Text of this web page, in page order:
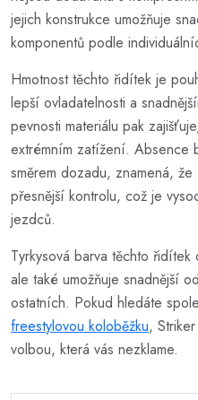
jejich konstrukce umožňuje
komponentů podle
Hmotnost těchto řidítek je
lepší ovladatelnosti a
pevnosti materiálu pak
extrémním zatížení. Absence
směrem dozadu, znamená,
přesnější kontrolu, což je
jezdců.
Tyrkysová barva těchto
ale také umožňuje snadnější
ostatních. Pokud hledáte
freestylovou koloběžku,
volbou, která vás nezklame.